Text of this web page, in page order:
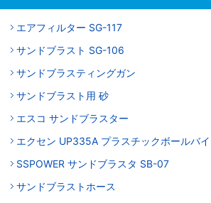
エアフィルター SG-117
サンドブラスト SG-106
サンドブラスティングガン
サンドブラスト用 砂
エスコ サンドブラスター
エクセン UP335A プラスチックボールバ
SSPOWER サンドブラスタ SB-07
サンドブラストホース